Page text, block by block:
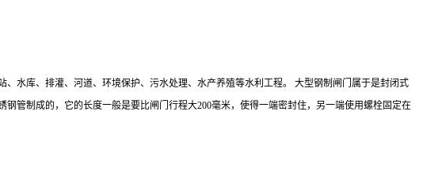
水库、排灌、河道、环境保护、污水处理、水产养殖等水利工程。 大型钢制闸门属于是封闭式
管制成的，它的长度一般是要比闸门行程大200毫米，使得一端密封住，另一端使用螺栓固定在